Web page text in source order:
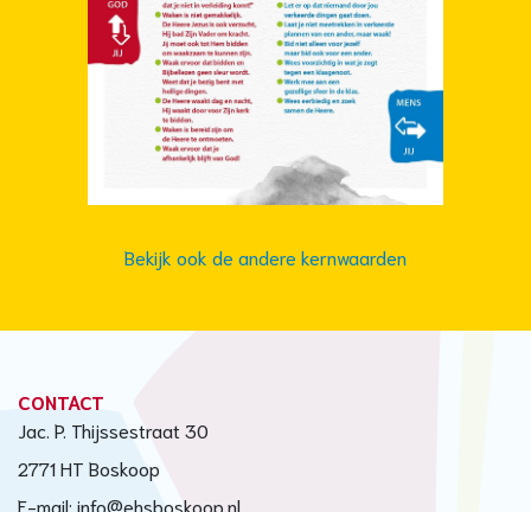
Bekijk ook de andere kernwaarden
CONTACT
Jac. P. Thijssestraat 30
2771 HT Boskoop
E-mail: info@ehsboskoop.nl